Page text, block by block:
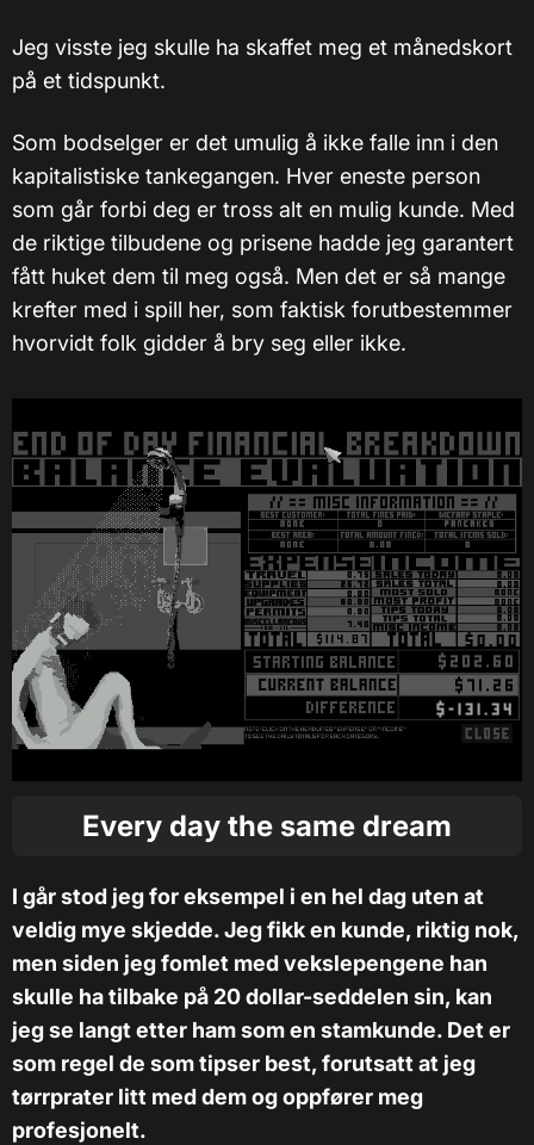
Jeg visste jeg skulle ha skaffet meg et månedskort
på et tidspunkt.
Som bodselger er det umulig å ikke falle inn i den
kapitalistiske tankegangen. Hver eneste person
som går forbi deg er tross alt en mulig kunde. Med
de riktige tilbudene og prisene hadde jeg garantert
fått huket dem til meg også. Men det er så mange
krefter med i spill her, som faktisk forutbestemmer
hvorvidt folk gidder å bry seg eller ikke.
Every day the same dream
I går stod jeg for eksempel i en hel dag uten at
veldig mye skjedde. Jeg fikk en kunde, riktig nok,
men siden jeg fomlet med vekslepengene han
skulle ha tilbake på 20 dollar-seddelen sin, kan
jeg se langt etter ham som en stamkunde. Det er
som regel de som tipser best, forutsatt at jeg
tørrprater litt med dem og oppfører meg
profesjonelt.